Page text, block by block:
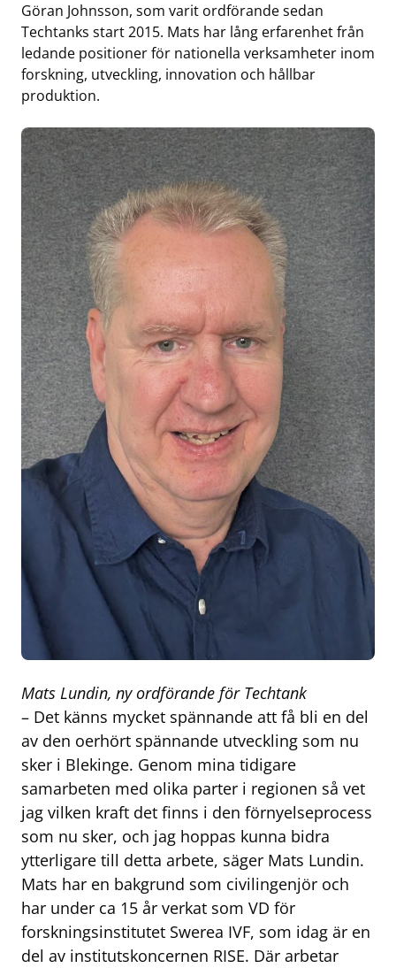
Göran Johnsson, som varit ordförande sedan
Techtanks start 2015. Mats har lång erfarenhet från
ledande positioner för nationella verksamheter inom
forskning, utveckling, innovation och hållbar
produktion.
Mats Lundin, ny ordförande för Techtank
– Det känns mycket spännande att få bli en del
av den oerhört spännande utveckling som nu
sker i Blekinge. Genom mina tidigare
samarbeten med olika parter i regionen så vet
jag vilken kraft det finns i den förnyelseprocess
som nu sker, och jag hoppas kunna bidra
ytterligare till detta arbete, säger Mats Lundin.
Mats har en bakgrund som civilingenjör och
har under ca 15 år verkat som VD för
forskningsinstitutet Swerea IVF, som idag är en
del av institutskoncernen RISE. Där arbetar